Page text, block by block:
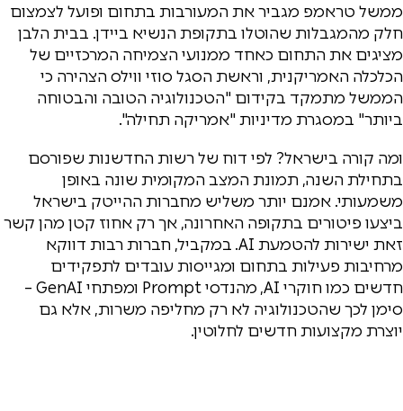
ממשל טראמפ מגביר את המעורבות בתחום ופועל לצמצום
חלק מהמגבלות שהוטלו בתקופת הנשיא ביידן. בבית הלבן
מציגים את התחום כאחד ממנועי הצמיחה המרכזיים של
הכלכלה האמריקנית, וראשת הסגל סוזי ווילס הצהירה כי
הממשל מתמקד בקידום "הטכנולוגיה הטובה והבטוחה
ביותר" במסגרת מדיניות "אמריקה תחילה".
ומה קורה בישראל? לפי דוח של רשות החדשנות שפורסם
בתחילת השנה, תמונת המצב המקומית שונה באופן
משמעותי. אמנם יותר משליש מחברות ההייטק בישראל
ביצעו פיטורים בתקופה האחרונה, אך רק אחוז קטן מהן קשר
זאת ישירות להטמעת AI. במקביל, חברות רבות דווקא
מרחיבות פעילות בתחום ומגייסות עובדים לתפקידים
חדשים כמו חוקרי AI, מהנדסי Prompt ומפתחי GenAI –
סימן לכך שהטכנולוגיה לא רק מחליפה משרות, אלא גם
יוצרת מקצועות חדשים לחלוטין.